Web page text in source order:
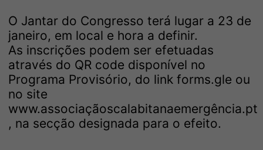
O Jantar do Congresso terá lugar a 23 de
janeiro, em local e hora a definir.
As inscrições podem ser efetuadas
através do QR code disponível no
Programa Provisório, do link forms.gle ou
no site
www.associaçãoscalabitanaemergência.pt
, na secção designada para o efeito.